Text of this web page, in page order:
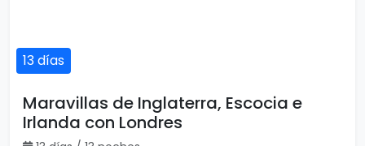
13 días
Maravillas de Inglaterra, Escocia e
Irlanda con Londres